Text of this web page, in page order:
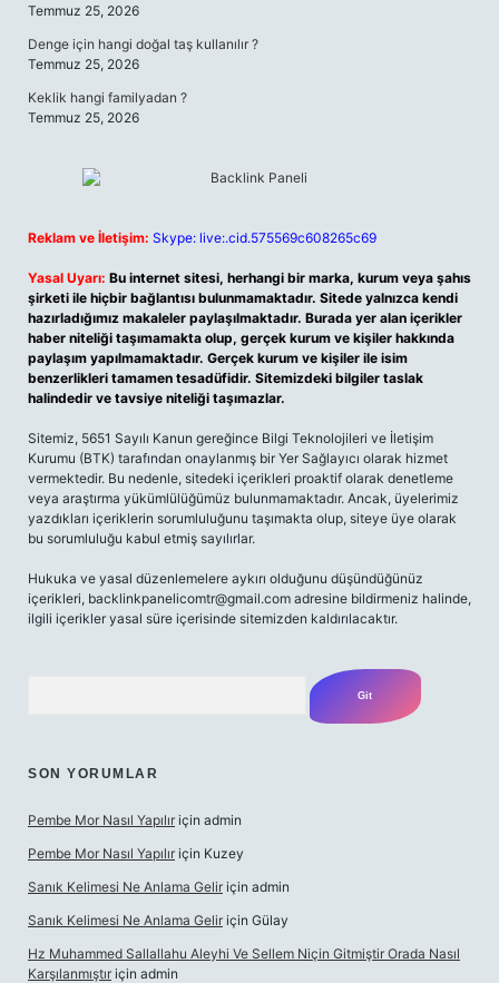
Temmuz 25, 2026
Denge için hangi doğal taş kullanılır ?
Temmuz 25, 2026
Keklik hangi familyadan ?
Temmuz 25, 2026
Reklam ve İletişim: Skype: live:.cid.575569c608265c69
Yasal Uyarı: Bu internet sitesi, herhangi bir marka, kurum veya şahıs
şirketi ile hiçbir bağlantısı bulunmamaktadır. Sitede yalnızca kendi
hazırladığımız makaleler paylaşılmaktadır. Burada yer alan içerikler
haber niteliği taşımamakta olup, gerçek kurum ve kişiler hakkında
paylaşım yapılmamaktadır. Gerçek kurum ve kişiler ile isim
benzerlikleri tamamen tesadüfidir. Sitemizdeki bilgiler taslak
halindedir ve tavsiye niteliği taşımazlar.
Sitemiz, 5651 Sayılı Kanun gereğince Bilgi Teknolojileri ve İletişim
Kurumu (BTK) tarafından onaylanmış bir Yer Sağlayıcı olarak hizmet
vermektedir. Bu nedenle, sitedeki içerikleri proaktif olarak denetleme
veya araştırma yükümlülüğümüz bulunmamaktadır. Ancak, üyelerimiz
yazdıkları içeriklerin sorumluluğunu taşımakta olup, siteye üye olarak
bu sorumluluğu kabul etmiş sayılırlar.
Hukuka ve yasal düzenlemelere aykırı olduğunu düşündüğünüz
içerikleri, backlinkpanelicomtr@gmail.com adresine bildirmeniz halinde,
ilgili içerikler yasal süre içerisinde sitemizden kaldırılacaktır.
SON YORUMLAR
Pembe Mor Nasıl Yapılır için admin
Pembe Mor Nasıl Yapılır için Kuzey
Sanık Kelimesi Ne Anlama Gelir için admin
Sanık Kelimesi Ne Anlama Gelir için Gülay
Hz Muhammed Sallallahu Aleyhi Ve Sellem Niçin Gitmiştir Orada Nasıl
Karşılanmıştır için admin